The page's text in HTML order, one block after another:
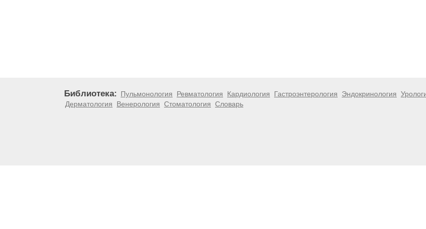
Библиотека: Пульмонология Ревматология Кардиология Гастроэнтерология Эндокринология
Дерматология
Венерология Стоматология Словарь